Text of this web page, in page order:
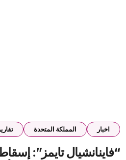
اخبار المملكة المتحدة
“فاينانشيال تايمز”: